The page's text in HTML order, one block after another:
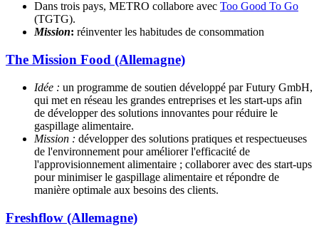
Dans trois pays, METRO collabore avec Too Good To Go
(TGTG).
Mission: réinventer les habitudes de consommation
The Mission Food (Allemagne)
Idée : un programme de soutien développé par Futury GmbH,
qui met en réseau les grandes entreprises et les start-ups afin
de développer des solutions innovantes pour réduire le
gaspillage alimentaire.
Mission : développer des solutions pratiques et respectueuses
de l'environnement pour améliorer l'efficacité de
l'approvisionnement alimentaire ; collaborer avec des start-ups
pour minimiser le gaspillage alimentaire et répondre de
manière optimale aux besoins des clients.
Freshflow (Allemagne)